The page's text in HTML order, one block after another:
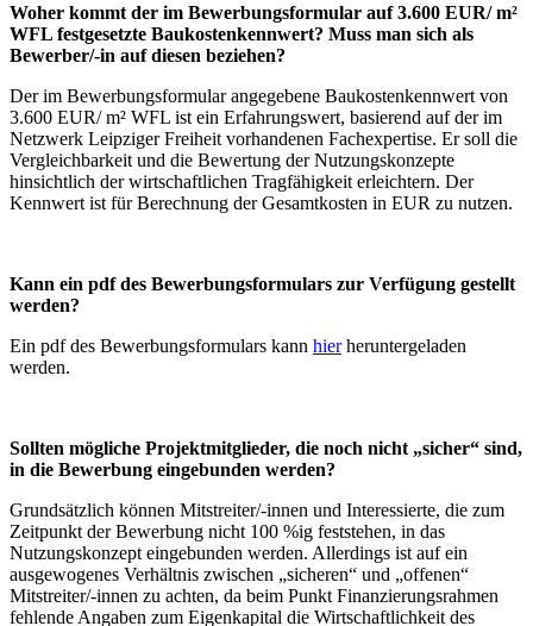
Woher kommt der im Bewerbungsformular auf 3.600 EUR/ m²
WFL festgesetzte Baukostenkennwert? Muss man sich als
Bewerber/-in auf diesen beziehen?
Der im Bewerbungsformular angegebene Baukostenkennwert von
3.600 EUR/ m² WFL ist ein Erfahrungswert, basierend auf der im
Netzwerk Leipziger Freiheit vorhandenen Fachexpertise. Er soll die
Vergleichbarkeit und die Bewertung der Nutzungskonzepte
hinsichtlich der wirtschaftlichen Tragfähigkeit erleichtern. Der
Kennwert ist für Berechnung der Gesamtkosten in EUR zu nutzen.
Kann ein pdf des Bewerbungsformulars zur Verfügung gestellt
werden?
Ein pdf des Bewerbungsformulars kann hierheruntergeladen
werden.
Sollten mögliche Projektmitglieder, die noch nicht „sicher“ sind,
in die Bewerbung eingebunden werden?
Grundsätzlich können Mitstreiter/-innen und Interessierte, die zum
Zeitpunkt der Bewerbung nicht 100 %ig feststehen, in das
Nutzungskonzept eingebunden werden. Allerdings ist auf ein
ausgewogenes Verhältnis zwischen „sicheren“ und „offenen“
Mitstreiter/-innen zu achten, da beim Punkt Finanzierungsrahmen
fehlende Angaben zum Eigenkapital die Wirtschaftlichkeit des